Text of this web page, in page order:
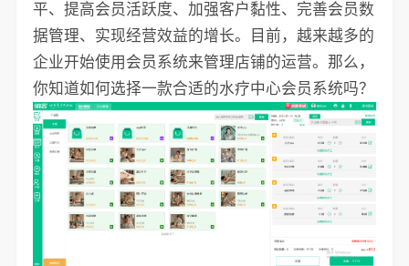
平、提高会员活跃度、加强客户黏性、完善会员数
据管理、实现经营效益的增长。目前，越来越多的
企业开始使用会员系统来管理店铺的运营。那么，
你知道如何选择一款合适的水疗中心会员系统吗？